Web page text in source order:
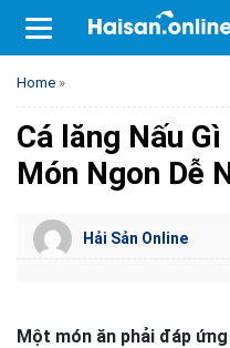
Home »
Cá lăng Nấu
Món Ngon Dễ
Hải Sản Online
Một món ăn phải đáp